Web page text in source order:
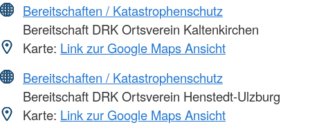
Bereitschaften / Katastrophenschutz
Bereitschaft DRK Ortsverein Kaltenkirchen
Karte: Link zur Google Maps Ansicht
Bereitschaften / Katastrophenschutz
Bereitschaft DRK Ortsverein Henstedt-Ulzburg
Karte: Link zur Google Maps Ansicht